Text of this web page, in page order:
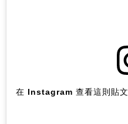
在 Instagram 查看這則貼文